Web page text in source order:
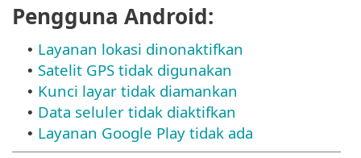
Pengguna Android:
• Layanan lokasi dinonaktifkan
• Satelit GPS tidak digunakan
• Kunci layar tidak diamankan
• Data seluler tidak diaktifkan
• Layanan Google Play tidak ada